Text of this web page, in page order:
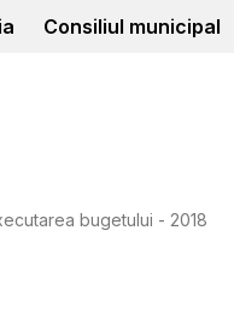
Consiliul municipal
bugetului - 2018